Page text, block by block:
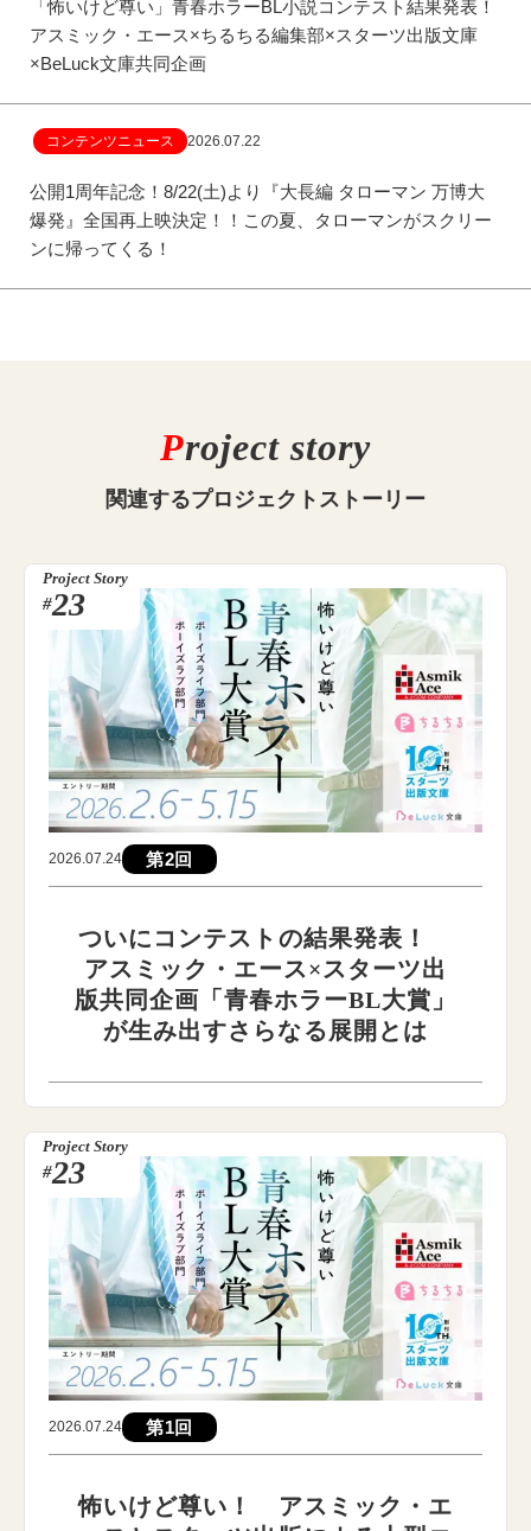
「怖いけど尊い」青春ホラーBL小説コンテスト結果発表！
アスミック・エース×ちるちる編集部×スターツ出版文庫
×BeLuck文庫共同企画
コンテンツニュース 2026.07.22
公開1周年記念！8/22(土)より『大長編 タローマン 万博大
爆発』全国再上映決定！！この夏、タローマンがスクリー
ンに帰ってくる！
Project story
関連するプロジェクトストーリー
Project Story
#23
2026.07.24 第2回
ついにコンテストの結果発表！
アスミック・エース×スターツ出
版共同企画「青春ホラーBL大賞」
が生み出すさらなる展開とは
Project Story
#23
2026.07.24 第1回
怖いけど尊い！ アスミック・エ